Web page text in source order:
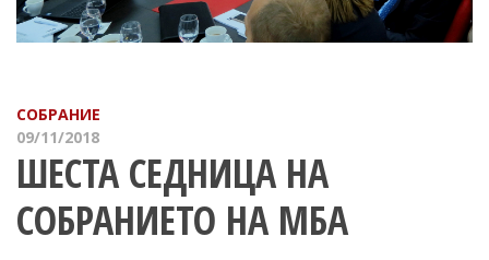
СОБРАНИЕ
09/11/2018
ШЕСТА СЕДНИЦА НА
СОБРАНИЕТО НА МБА